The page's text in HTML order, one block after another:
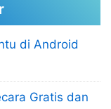
di Android
Gratis dan